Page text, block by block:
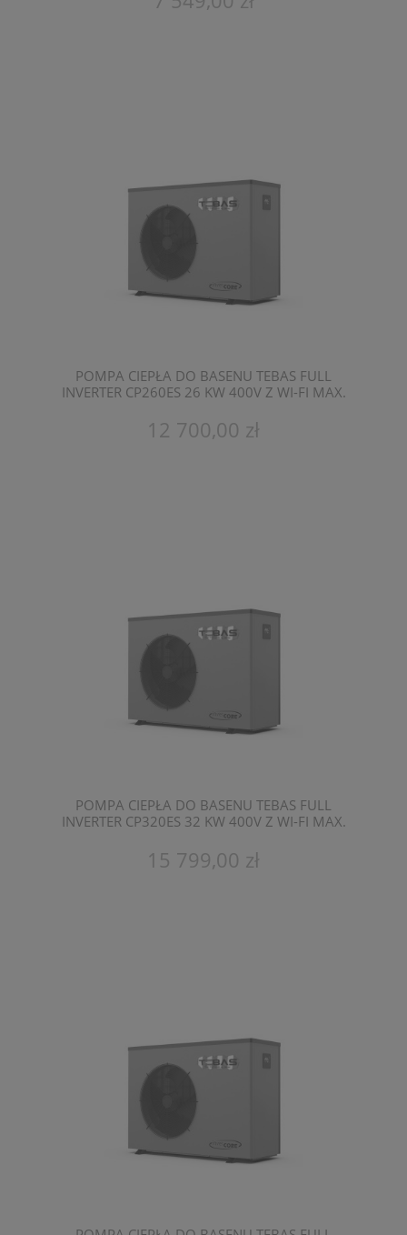
POMPA CIEPŁA DO BASENU TEBAS FULL
INVERTER CP260ES 26 KW 400V Z WI-FI MAX.
12 700,00 zł
POMPA CIEPŁA DO BASENU TEBAS FULL
INVERTER CP320ES 32 KW 400V Z WI-FI MAX.
15 799,00 zł